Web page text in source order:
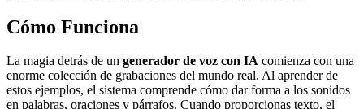
Cómo Funciona
La magia detrás de un generador de voz con IA comienza con una
enorme colección de grabaciones del mundo real. Al aprender de
estos ejemplos, el sistema comprende cómo dar forma a los sonidos
en palabras, oraciones y párrafos. Cuando proporcionas texto, el